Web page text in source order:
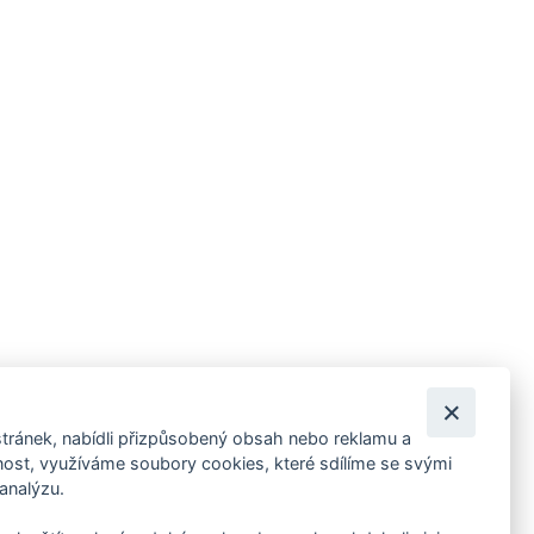
pozvánky na kulturní a sportovní akce?
nabídli přizpůsobený obsah nebo reklamu a
využíváme soubory cookies, které sdílíme se svými